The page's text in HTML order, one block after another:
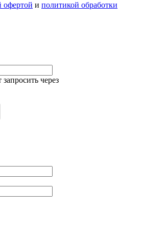
офертой и политикой обработки
через